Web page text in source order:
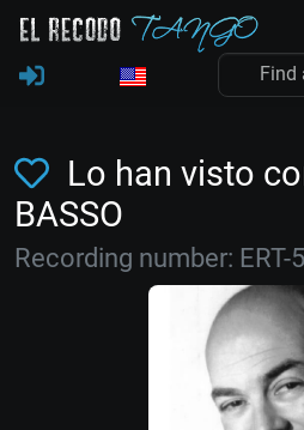
Lo han visto
BASSO
Recording number: ERT-